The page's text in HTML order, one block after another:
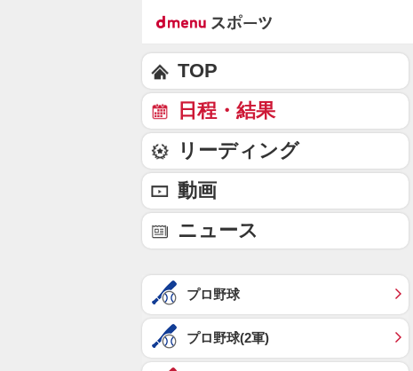
TOP
日程・結果
リーディング
動画
ニュース
プロ野球
プロ野球(2軍)